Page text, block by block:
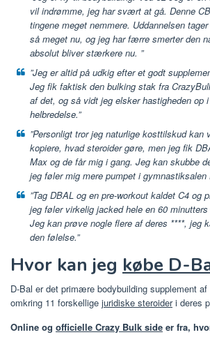
vil indrømme, jeg har svært at gå. Denne
tingene meget nemmere. Uddannelsen
så meget nu, og jeg har færre smerter den
absolut bliver stærkere nu. ”
”Jeg er altid på udkig efter et godt
Jeg fik faktisk den bulking stak fra
af det, og så vidt jeg elsker hastigheden op
helbredelse.”
”Personligt tror jeg naturlige kosttilskud kan
kopiere, hvad steroider gøre, men jeg fik
Max og de får mig i gang. Jeg kan skubbe
jeg føler mig mere pumpet i gymnastiksalen
”Tag DBAL og en pre-workout kaldet C4 og
jeg føler virkelig jacked hele en 60
Jeg kan prøve nogle flere af deres ****, jeg
den følelse.”
Hvor kan jeg købe D-
D-Bal er det primære bodybuilding supplement
omkring 11 forskellige juridiske steroideri deres
Online og officielle Crazy Bulk side er fra,